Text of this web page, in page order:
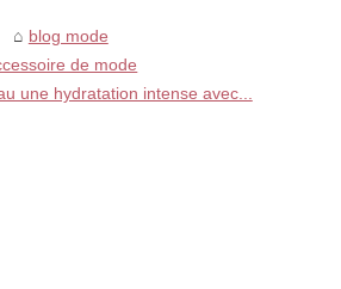
blog mode
de mode
une hydratation intense avec...